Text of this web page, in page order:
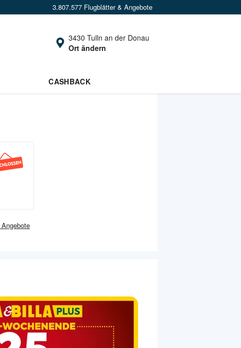
3.807.577 Flugblätter & Angebote
3430 Tulln an der Donau
Ort ändern
CASHBACK
Angebote